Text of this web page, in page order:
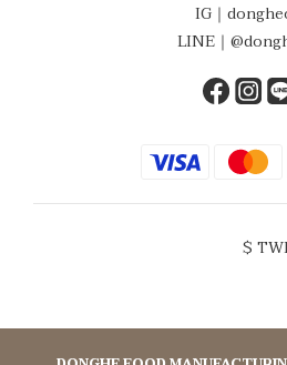
IG｜
LINE｜
$